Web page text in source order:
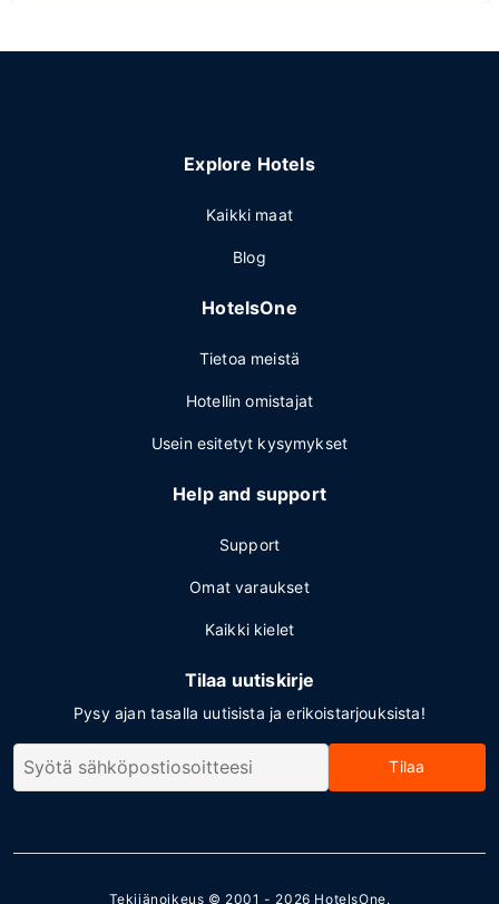
Explore Hotels
Kaikki maat
Blog
HotelsOne
Tietoa meistä
Hotellin omistajat
Usein esitetyt kysymykset
Help and support
Support
Omat varaukset
Kaikki kielet
Tilaa uutiskirje
Pysy ajan tasalla uutisista ja erikoistarjouksista!
Tilaa
Tekijänoikeus © 2001 - 2026 HotelsOne.